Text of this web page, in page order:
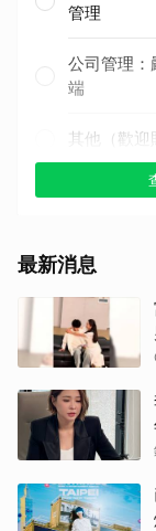
管理
公司管理：
端
其他（歡迎
最新消息